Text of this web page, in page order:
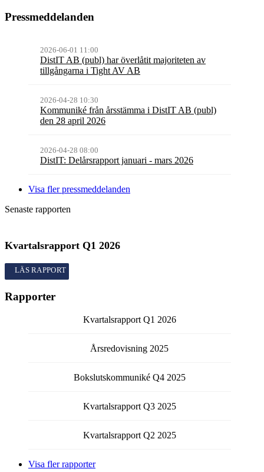
Pressmeddelanden
2026-06-01 11:00
DistIT AB (publ) har överlåtit majoriteten av
tillgångarna i Tight AV AB
2026-04-28 10:30
Kommuniké från årsstämma i DistIT AB (publ)
den 28 april 2026
2026-04-28 08:00
DistIT: Delårsrapport januari - mars 2026
Visa fler pressmeddelanden
Senaste rapporten
Kvartalsrapport Q1 2026
Kvartalsrapport
Rapporter
Kvartalsrapport Q1 2026
Årsredovisning 2025
Bokslutskommuniké Q4 2025
Kvartalsrapport Q3 2025
Kvartalsrapport Q2 2025
Visa fler rapporter